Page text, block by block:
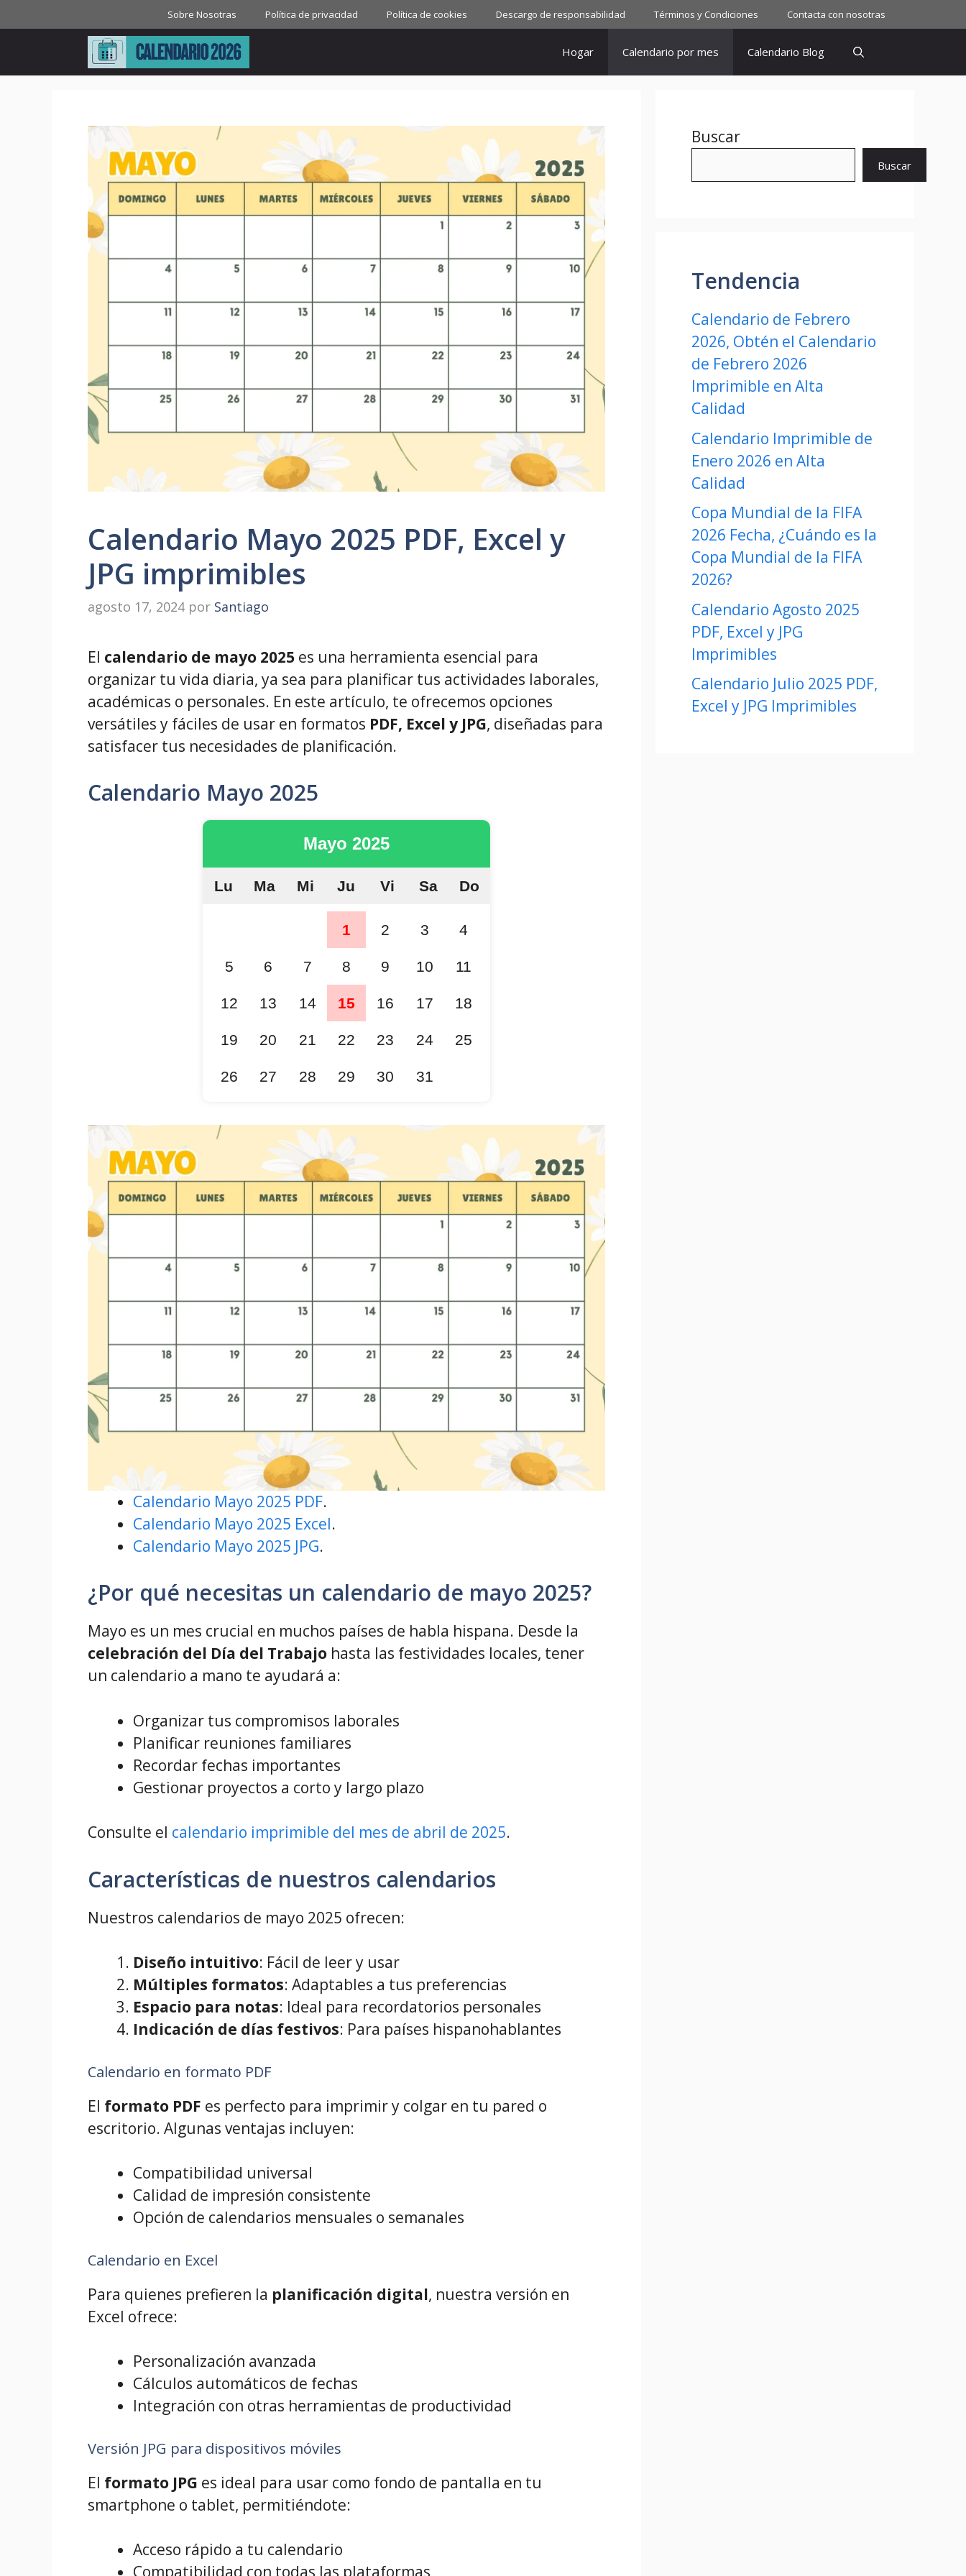
al
Sobre Nosotras Política de privacidad Política de cookies Descargo de responsabilidad Términos y Condiciones Contacta con nosotras
Hogar Calendario por mes Calendario Blog
Calendario Mayo 2025 PDF, Excel y
JPG imprimibles
agosto 17, 2024 por Santiago
El calendario de mayo 2025 es una herramienta esencial para
organizar tu vida diaria, ya sea para planificar tus actividades laborales,
académicas o personales. En este artículo, te ofrecemos opciones
versátiles y fáciles de usar en formatos PDF, Excel y JPG, diseñadas para
satisfacer tus necesidades de planificación.
Calendario Mayo 2025
Mayo 2025
Lu Ma Mi Ju Vi Sa Do
1 2 3 4
5 6 7 8 9 10 11
12 13 14 15 16 17 18
19 20 21 22 23 24 25
26 27 28 29 30 31
Calendario Mayo 2025 PDF.
Calendario Mayo 2025 Excel.
Calendario Mayo 2025 JPG.
¿Por qué necesitas un calendario de mayo 2025?
Mayo es un mes crucial en muchos países de habla hispana. Desde la
celebración del Día del Trabajo hasta las festividades locales, tener
un calendario a mano te ayudará a:
Organizar tus compromisos laborales
Planificar reuniones familiares
Recordar fechas importantes
Gestionar proyectos a corto y largo plazo
Consulte el calendario imprimible del mes de abril de 2025.
Características de nuestros calendarios
Nuestros calendarios de mayo 2025 ofrecen:
Diseño intuitivo: Fácil de leer y usar
Múltiples formatos: Adaptables a tus preferencias
Espacio para notas: Ideal para recordatorios personales
Indicación de días festivos: Para países hispanohablantes
Calendario en formato PDF
El formato PDF es perfecto para imprimir y colgar en tu pared o
escritorio. Algunas ventajas incluyen:
Compatibilidad universal
Calidad de impresión consistente
Opción de calendarios mensuales o semanales
Calendario en Excel
Para quienes prefieren la planificación digital, nuestra versión en
Excel ofrece:
Personalización avanzada
Cálculos automáticos de fechas
Integración con otras herramientas de productividad
Versión JPG para dispositivos móviles
El formato JPG es ideal para usar como fondo de pantalla en tu
smartphone o tablet, permitiéndote:
Acceso rápido a tu calendario
Compatibilidad con todas las plataformas
Buscar
Buscar
Tendencia
Calendario de Febrero
2026, Obtén el Calendario
de Febrero 2026
Imprimible en Alta
Calidad
Calendario Imprimible de
Enero 2026 en Alta
Calidad
Copa Mundial de la FIFA
2026 Fecha, ¿Cuándo es la
Copa Mundial de la FIFA
2026?
Calendario Agosto 2025
PDF, Excel y JPG
Imprimibles
Calendario Julio 2025 PDF,
Excel y JPG Imprimibles